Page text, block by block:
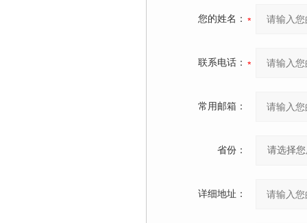
您的姓名：
联系电话：
常用邮箱：
省份：
详细地址：